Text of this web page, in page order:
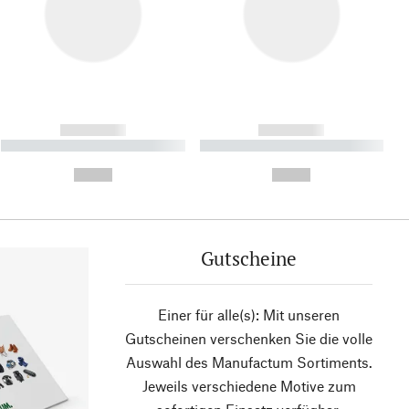
------------
----------- ----------- ----------
------------
----------- ----------- ----------
Gutscheine
Einer für alle(s): Mit unseren
Gutscheinen verschenken Sie die volle
Auswahl des Manufactum Sortiments.
Jeweils verschiedene Motive zum